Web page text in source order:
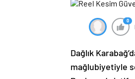
0
Dağlık
mağlubiyetiyle